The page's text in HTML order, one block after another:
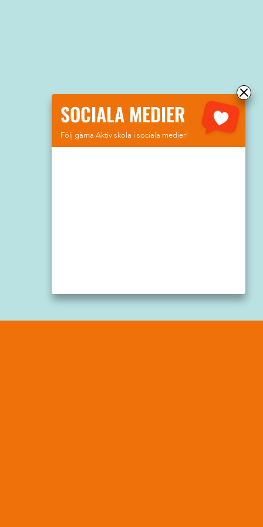
SOCIALA MEDIER
Följ gärna Aktiv skola i sociala medier!